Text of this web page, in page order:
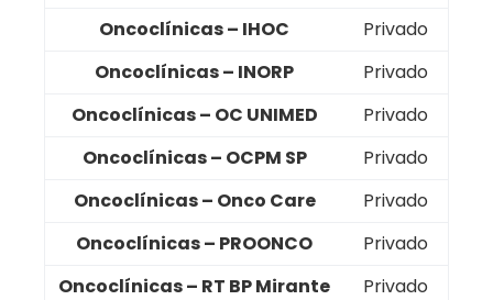
Oncoclínicas – IHOC
Privado
Oncoclínicas – INORP
Privado
Oncoclínicas – OC UNIMED
Privado
Oncoclínicas – OCPM SP
Privado
Oncoclínicas – Onco Care
Privado
Oncoclínicas – PROONCO
Privado
Oncoclínicas – RT BP Mirante
Privado